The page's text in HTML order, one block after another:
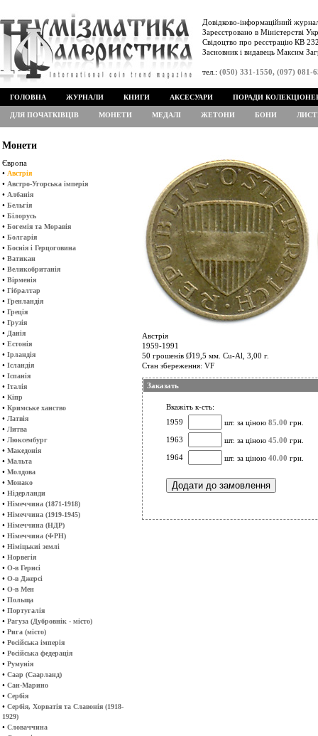
Довідково-інформаційний
Зареєстровано в Міністерстві
Свідоцтво про реєстрацію КВ
Засновник і видавець Максим
тел.: (050) 331-1550, (097) 081-
ГОЛОВНА ЖУРНАЛИ КНИГИ АКСЕСУАРИ ПОРАДИ
ДЛЯ ПОЧАТКІВЦІВ МОНЕТИ МЕДАЛІ ЖЕТОНИ БОНИ
Монети
Європа
• Австрія
• Австро-Угорська імперія
• Албанія
• Бельгія
• Білорусь
• Богемія та Моравія
• Болгарія
• Боснія і Герцоговина
• Ватикан
• Великобританія
• Вірменія
• Гібралтар
• Гренландія
• Греція
• Грузія
• Данія
• Естонія
• Ірландія
• Ісландія
• Іспанія
• Італія
• Кіпр
• Кримське ханство
• Латвія
• Литва
• Люксембург
• Македонія
• Мальта
• Молдова
• Монако
• Нідерланди
• Німеччина (1871-1918)
• Німеччина (1919-1945)
• Німеччина (НДР)
• Німеччина (ФРН)
• Німіцькиі землі
• Норвегія
• О-в Гернсі
• О-в Джерсі
• О-в Мен
• Польща
• Португалія
• Рагуза (Дубровнік - місто)
• Рига (місто)
• Російська імперія
• Російська федерація
• Румунія
• Саар (Саарланд)
• Сан-Марино
• Сербія
• Сербія, Хорватія та Славонія (1918-
1929)
• Словаччина
Австрія
1959-1991
50 грошенів Ø19,5 мм. Cu-Al, 3,00 г.
Стан збереження: VF
Заказать
Вкажіть к-сть:
1959
шт. за ціною 85.00 грн.
1963
шт. за ціною 45.00 грн.
1964
шт. за ціною 40.00 грн.